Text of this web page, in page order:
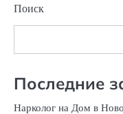
Поиск
Последние
Нарколог на Дом в